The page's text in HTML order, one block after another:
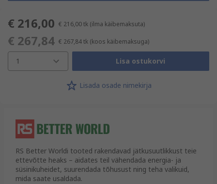
€ 216,00 € 216,00tk (ilma käibemaksuta)
€ 267,84 € 267,84tk (koos käibemaksuga)
1 Lisa ostukorvi
Lisada osade nimekirja
RS Better Worldi tooted rakendavad jätkusuutlikkust teie
ettevõtte heaks – aidates teil vähendada energia- ja
süsinikuheidet, suurendada tõhusust ning teha valikuid,
mida saate usaldada.